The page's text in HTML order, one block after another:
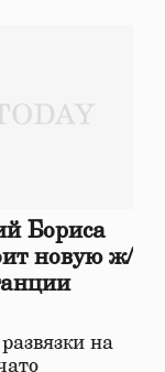
Бориса
новую ж/
на